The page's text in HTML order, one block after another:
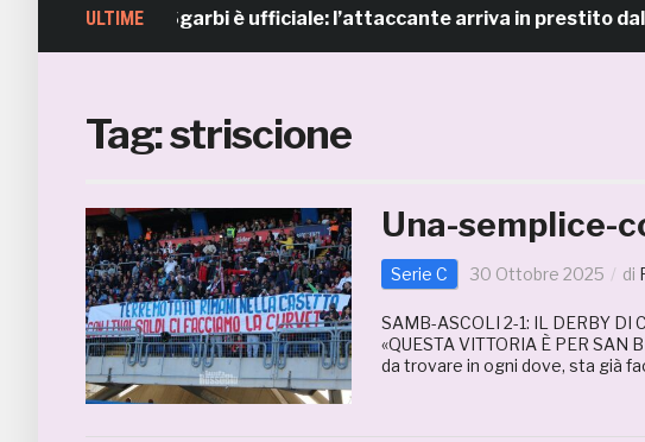
ULTIME
Lorenzo Sgarbi è ufficiale: l’attaccante arriva in prestito dal
Tag:striscione
Una-semplice-
Serie C 30 Ottobre 2025 di
SAMB-ASCOLI 2-1: IL DERBY DI
«QUESTA VITTORIA È PER SAN
da trovare in ogni dove, sta già